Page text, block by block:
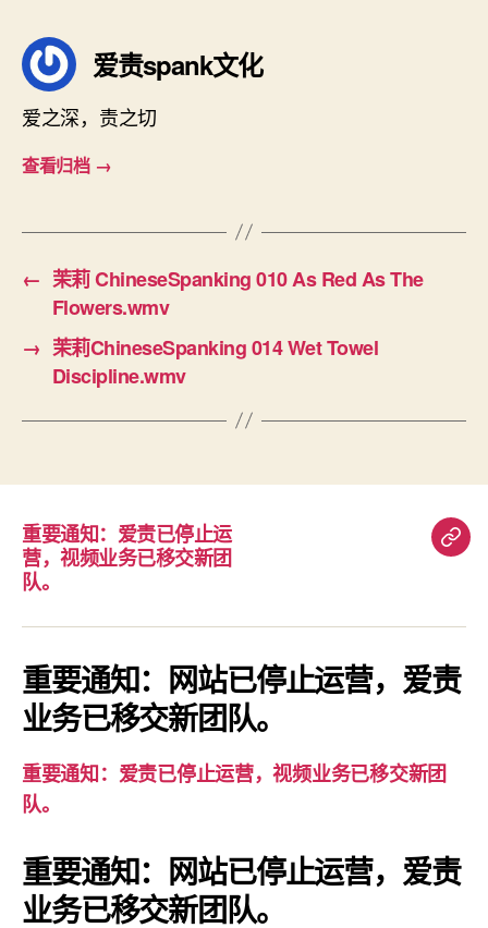
爱责spank文化
爱之深，责之切
查看归档 →
← 茉莉 ChineseSpanking 010 As Red As The
Flowers.wmv
→ 茉莉ChineseSpanking 014 Wet Towel
Discipline.wmv
重要通知：爱责已停止运
营，视频业务已移交新团
队。
重
知：
爱
责
视
重要通知：网站已停止运营，爱责
业务已移交新团队。
重要通知：爱责已停止运营，视频业务已移交新团
队。
重要通知：网站已停止运营，爱责
业务已移交新团队。